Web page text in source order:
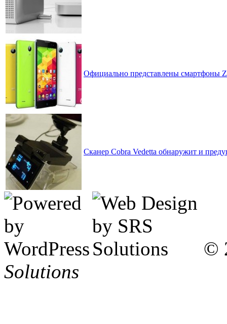
Официально представлены смартфоны
Сканер Cobra Vedetta обнаружит и
©
Solutions